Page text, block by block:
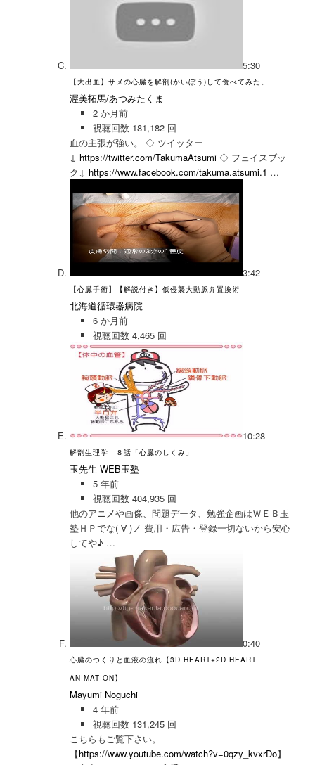
5:30
【大出血】サメの心臓を解剖(かいぼう)して食べてみた。
渥美拓馬/あつみたくま
2 か月前
視聴回数 181,182 回
血の主張が強い。 ◇ ツイッター
↓ https://twitter.com/TakumaAtsumi ◇ フェイスブッ
ク↓ https://www.facebook.com/takuma.atsumi.1 …
3:42
【心臓手術】【解説付き】低侵襲大動脈弁置換術
北海道循環器病院
6 か月前
視聴回数 4,465 回
10:28
解剖生理学 ８話「心臓のしくみ」
玉先生 WEB玉塾
5 年前
視聴回数 404,935 回
他のアニメや画像、問題データ、勉強企画はＷＥＢ玉
塾ＨＰでな(-∀-)ノ 費用・広告・登録一切ないから安心
してや♪ …
0:40
心臓のつくりと血液の流れ【3D HEART+2D HEART
ANIMATION】
Mayumi Noguchi
4 年前
視聴回数 131,245 回
こちらもご覧下さい。
【https://www.youtube.com/watch?v=0qzy_kvxrDo】